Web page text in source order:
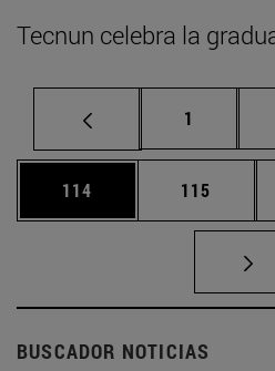
Tecnun celebra la
Página
1
Página
114 Página
115
BUSCADOR NOTICIAS